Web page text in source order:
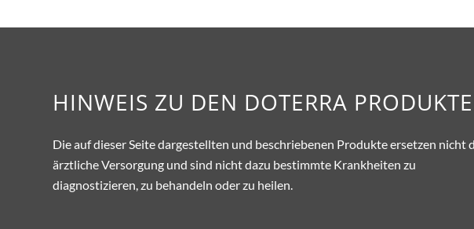
HINWEIS ZU DEN DOTERRA
Die auf dieser Seite dargestellten und beschriebenen Produkte ersetzen nicht
ärztliche Versorgung und sind nicht dazu bestimmte Krankheiten zu
diagnostizieren, zu behandeln oder zu heilen.